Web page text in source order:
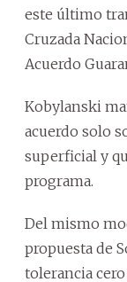
este último
Cruzada
Acuerdo
Kobylanski
acuerdo solo
superficial y
programa.
Del mismo
propuesta de
tolerancia